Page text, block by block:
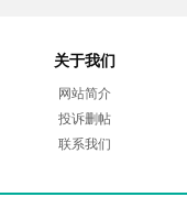
关于我们
网站简介
投诉删帖
联系我们